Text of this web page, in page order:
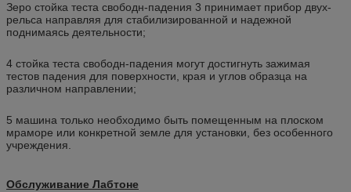
Зеро стойка теста свободн-падения 3 принимает прибор двух-
рельса направляя для стабилизированной и надежной
поднимаясь деятельности;
4 стойка теста свободн-падения могут достигнуть зажимая
тестов падения для поверхности, края и углов образца на
различном направлении;
5 машина только необходимо быть помещенным на плоском
мраморе или конкретной земле для установки, без особенного
учреждения.
Обслуживание Лабтоне